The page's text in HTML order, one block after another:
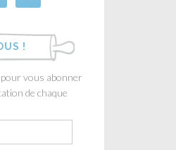
!
vous abonner
de chaque